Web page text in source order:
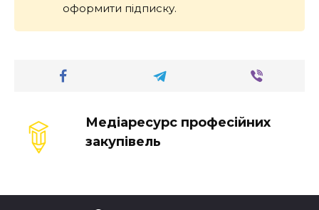
оформити підписку.
Медіаресурс професійних
закупівель